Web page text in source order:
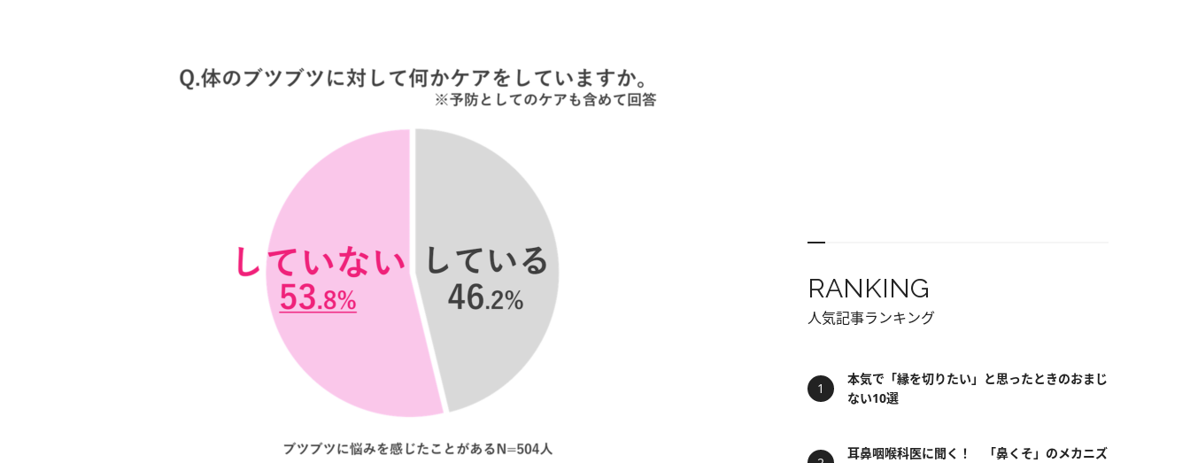
RANKING
人気記事ランキング
本気で「縁を切りたい」と思ったときのおまじ
ない10選
耳鼻咽喉科医に聞く！ 「鼻くそ」のメカニズ